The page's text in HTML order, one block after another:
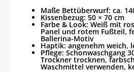
Maße Bettüberwurf: ca.
Kissenbezug: 50 × 70 cm
Farbe & Look: Weiß mit
Panel und rotem Fußteil,
Ballerina-Motiv
Haptik: angenehm weich,
Pflege: Schonwaschgang
Trockner trocknen,
Waschmittel verwenden,